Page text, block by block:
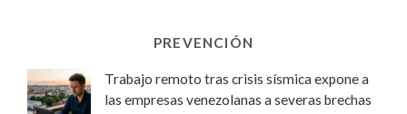
PREVENCIÓN
Trabajo remoto tras crisis sísmica expone a
las empresas venezolanas a severas brechas